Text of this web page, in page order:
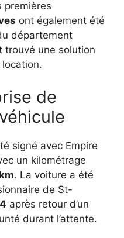
premières
ont également été
département
trouvé une solution
de
signé avec Empire
un kilométrage
. La voiture a été
de St-
après retour d’un
durant l’attente.